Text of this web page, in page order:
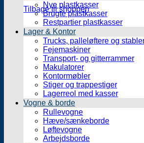
Tilbage til shoppen
Nye plastkasser
Brugte plastkasser
Restpartier plastkasser
Lager & Kontor
Trucks, palleløftere og
Fejemaskiner
Transport- og gitterrammer
Makulatorer
Kontormøbler
Stiger og trappestiger
Lagerreol med kasser
Vogne & borde
Rullevogne
Hæve/sænkeborde
Løftevogne
Arbejdsborde